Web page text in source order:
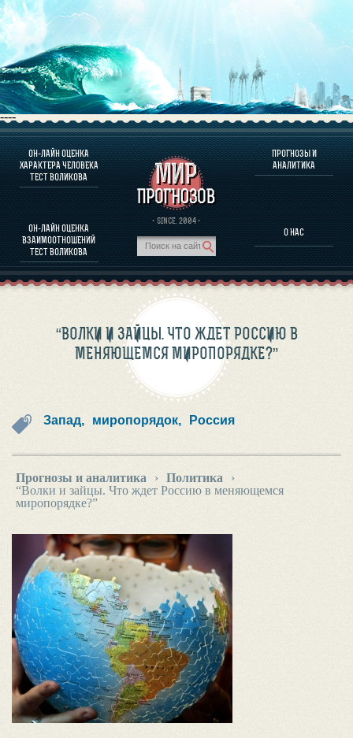
----
ОН-ЛАЙН ОЦЕНКА
ХАРАКТЕРА ЧЕЛОВЕКА
ТЕСТ ВОЛИКОВА
ОН-ЛАЙН ОЦЕНКА
ВЗАИМООТНОШЕНИЙ
ТЕСТ ВОЛИКОВА
· SINCE. 2004 ·
ПРОГНОЗЫ И
АНАЛИТИКА
О НАС
О ПРОГРАММЕ
ОЦЕНКА ХАРАКТЕРA ЧЕЛОВЕКА
ОЦЕНКА ХАРАКТЕРА ВЫДАЮЩИХСЯ ЛИЧНОСТЕЙ
О ПРОГРАММЕ
ПРОГНОЗЫ И АНАЛИТИКА
“ВОЛКИ И ЗАЙЦЫ. ЧТО ЖДЕТ РОССИЮ В
МЕНЯЮЩЕМСЯ МИРОПОРЯДКЕ?”
Запад, миропорядок, Россия
Прогнозы и аналитика › Политика
›
“Волки и зайцы. Что ждет Россию в меняющемся
миропорядке?”